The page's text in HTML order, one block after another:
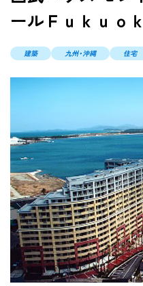
ールＦｕｋｕｏ
建築 九州・沖縄 住宅